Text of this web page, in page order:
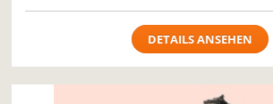
DETAILS ANSEHEN